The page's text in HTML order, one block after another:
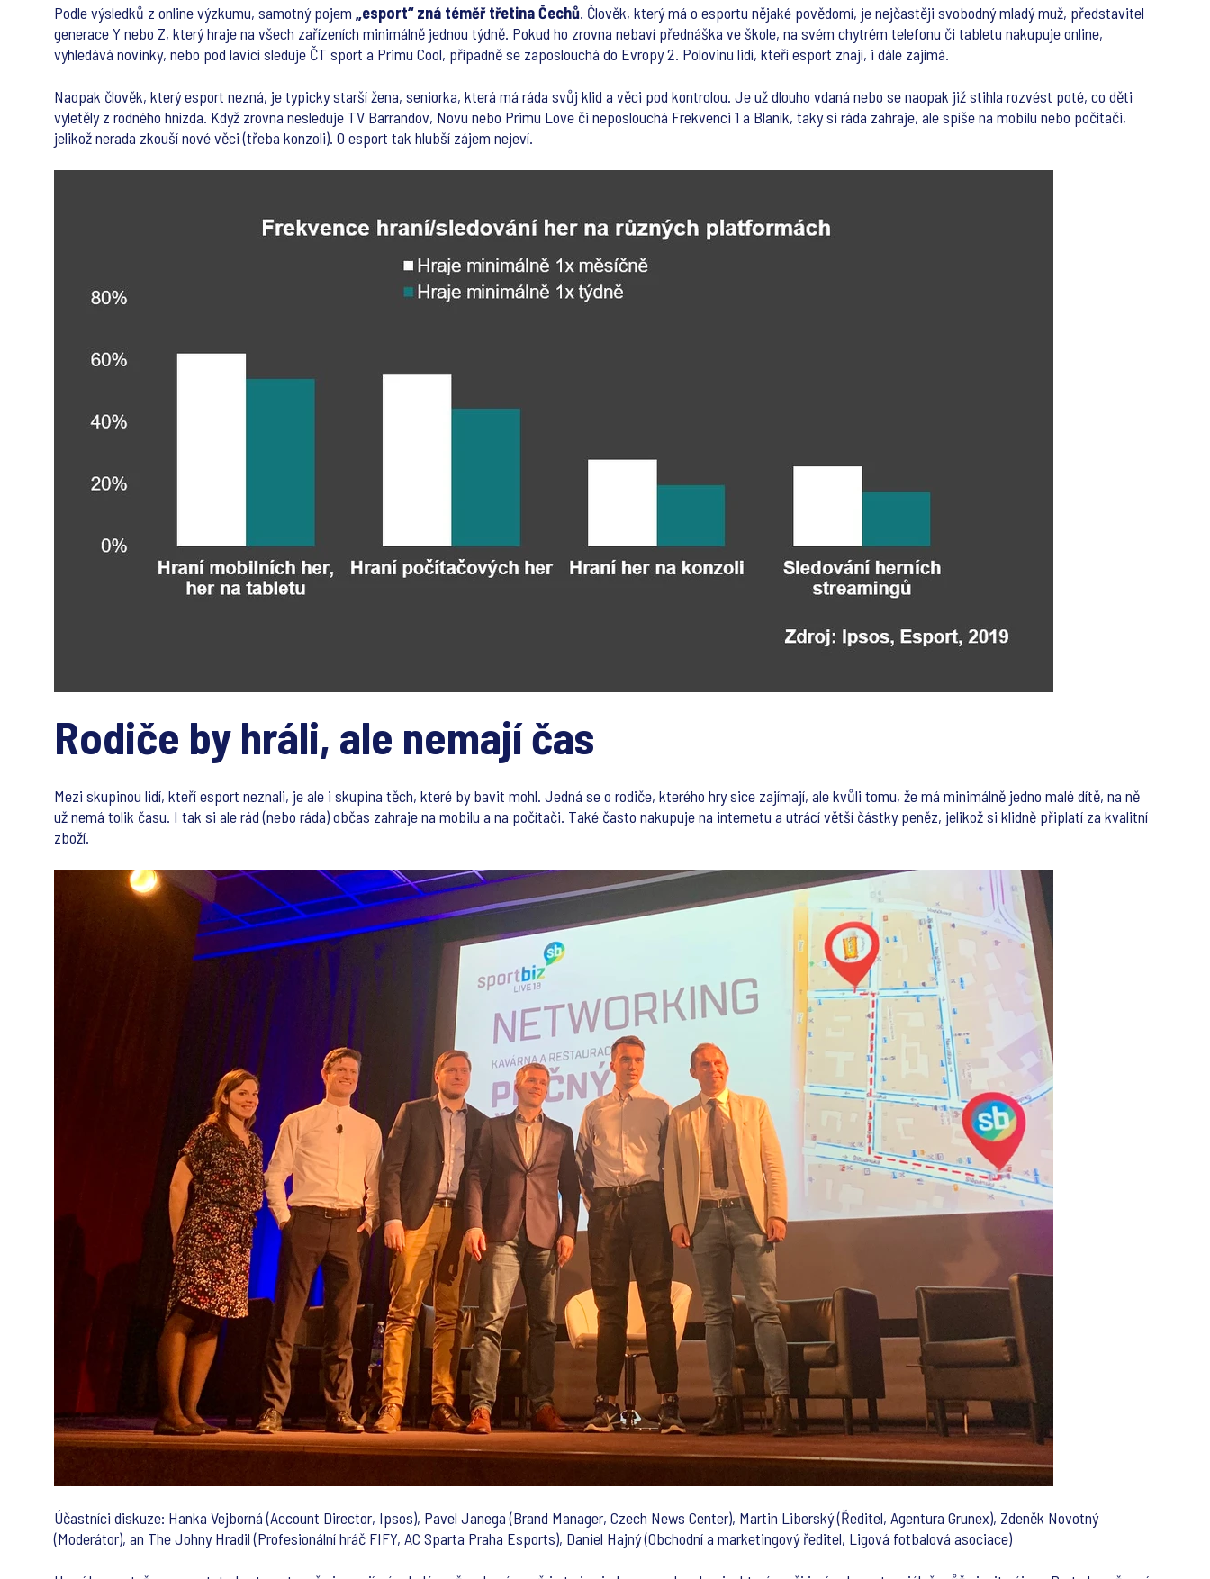
Podle výsledků z online výzkumu, samotný pojem „esport“ zná téměř třetina Čechů. Člověk, který má o esportu nějaké povědomí, je nejčastěji svobodný mladý muž, představitel
generace Y nebo Z, který hraje na všech zařízeních minimálně jednou týdně. Pokud ho zrovna nebaví přednáška ve škole, na svém chytrém telefonu či tabletu nakupuje online,
vyhledává novinky, nebo pod lavicí sleduje ČT sport a Primu Cool, případně se zaposlouchá do Evropy 2. Polovinu lidí, kteří esport znají, i dále zajímá.
Naopak člověk, který esport nezná, je typicky starší žena, seniorka, která má ráda svůj klid a věci pod kontrolou. Je už dlouho vdaná nebo se naopak již stihla rozvést poté, co děti
vyletěly z rodného hnízda. Když zrovna nesleduje TV Barrandov, Novu nebo Primu Love či neposlouchá Frekvenci 1 a Blaník, taky si ráda zahraje, ale spíše na mobilu nebo počítači,
jelikož nerada zkouší nové věci (třeba konzoli). O esport tak hlubší zájem nejeví.
Rodiče by hráli, ale nemají čas
Mezi skupinou lidí, kteří esport neznali, je ale i skupina těch, které by bavit mohl. Jedná se o rodiče, kterého hry sice zajímají, ale kvůli tomu, že má minimálně jedno malé dítě, na ně
už nemá tolik času. I tak si ale rád (nebo ráda) občas zahraje na mobilu a na počítači. Také často nakupuje na internetu a utrácí větší částky peněz, jelikož si klidně připlatí za kvalitní
zboží.
Účastníci diskuze: Hanka Vejborná (Account Director, Ipsos), Pavel Janega (Brand Manager, Czech News Center), Martin Liberský (Ředitel, Agentura Grunex), Zdeněk Novotný
(Moderátor), an The Johny Hradil (Profesionální hráč FIFY, AC Sparta Praha Esports), Daniel Hajný (Obchodní a marketingový ředitel, Ligová fotbalová asociace)